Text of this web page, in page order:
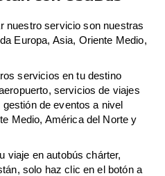
nuestro servicio son nuestras
Europa, Asia, Oriente Medio,
servicios en tu destino
servicios de viajes
de eventos a nivel
Medio, América del Norte y
viaje en autobús chárter,
solo haz clic en el botón a